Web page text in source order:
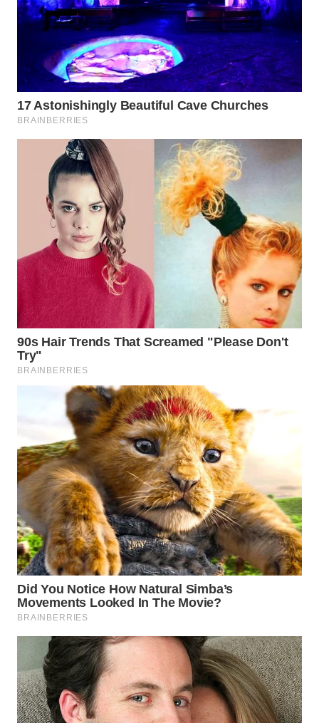
WN
LABUHANBATU
WN
TAPANULI
TENGAH
WN DELI
SERDANG
WN
TEBING
TINGGI
WN
PAKPAK
WN
KARAWANG
WN
BOGOR
WN
DEPOK
WN
TAPANULI
UTARA
WN
SAMOSIR
WN
PADANG
LAWAS